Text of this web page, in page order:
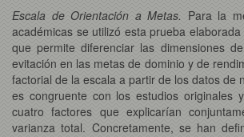
Escala de Orientación a Metas. Para la
académicas se utilizó esta prueba
que permite diferenciar las dimensiones
evitación en las metas de dominio y de
factorial de la escala a partir de los datos de
es congruente con los estudios originales
cuatro factores que explicarían
varianza total. Concretamente, se han